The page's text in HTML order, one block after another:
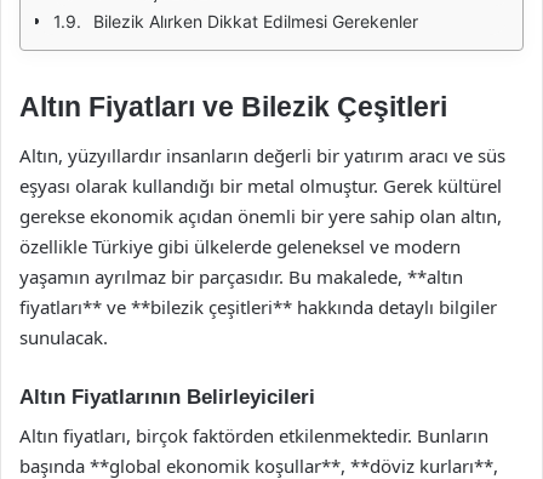
Bilezik Alırken Dikkat Edilmesi Gerekenler
Altın Fiyatları ve Bilezik Çeşitleri
Altın, yüzyıllardır insanların değerli bir yatırım aracı ve süs
eşyası olarak kullandığı bir metal olmuştur. Gerek kültürel
gerekse ekonomik açıdan önemli bir yere sahip olan altın,
özellikle Türkiye gibi ülkelerde geleneksel ve modern
yaşamın ayrılmaz bir parçasıdır. Bu makalede, **altın
fiyatları** ve **bilezik çeşitleri** hakkında detaylı bilgiler
sunulacak.
Altın Fiyatlarının Belirleyicileri
Altın fiyatları, birçok faktörden etkilenmektedir. Bunların
başında **global ekonomik koşullar**, **döviz kurları**,